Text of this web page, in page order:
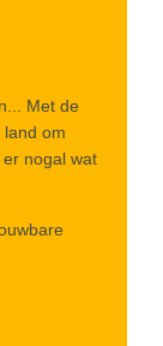
Met de
land om
nogal wat